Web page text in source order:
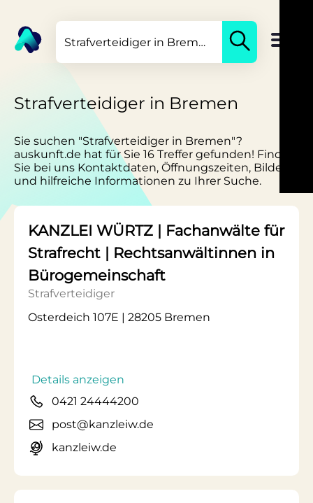
Strafverteidiger in Bremen
Sie suchen "Strafverteidiger in Bremen"?
auskunft.de hat für Sie 16 Treffer gefunden! Finden
Sie bei uns Kontaktdaten, Öffnungszeiten, Bilder
und hilfreiche Informationen zu Ihrer Suche.
KANZLEI WÜRTZ | Fachanwälte für
Strafrecht | Rechtsanwältinnen in
Bürogemeinschaft
Strafverteidiger
Osterdeich 107E | 28205 Bremen
Details anzeigen
0421 24444200
post@kanzleiw.de
kanzleiw.de